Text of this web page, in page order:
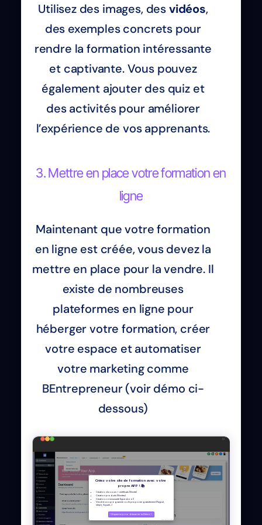
Utilisez des images, desvidéos,
des exemples concrets pour
rendre la formation intéressante
et captivante. Vous pouvez
également ajouter des quiz et
des activités pour améliorer
l’expérience de vos apprenants.
3. Mettre en place votre formation en
ligne
Maintenant que votre formation
en ligne est créée, vous devez la
mettre en place pour la vendre. Il
existe de nombreuses
plateformes en ligne pour
héberger votre formation, créer
votre espace et automatiser
votre marketing comme
BEntrepreneur (voir démo ci-
dessous)